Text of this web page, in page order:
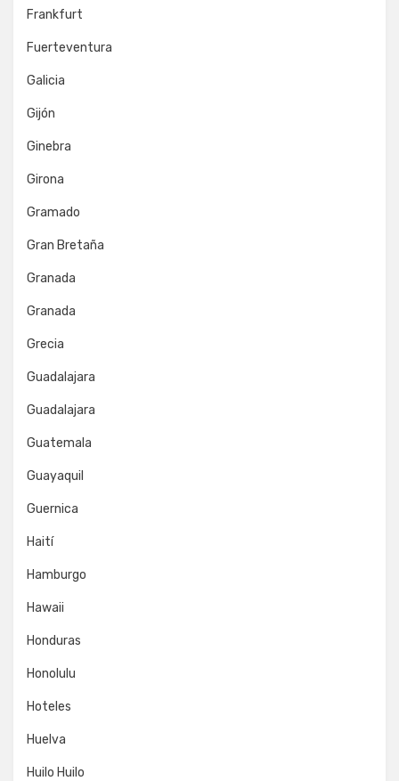
Frankfurt
Fuerteventura
Galicia
Gijón
Ginebra
Girona
Gramado
Gran Bretaña
Granada
Granada
Grecia
Guadalajara
Guadalajara
Guatemala
Guayaquil
Guernica
Haití
Hamburgo
Hawaii
Honduras
Honolulu
Hoteles
Huelva
Huilo Huilo